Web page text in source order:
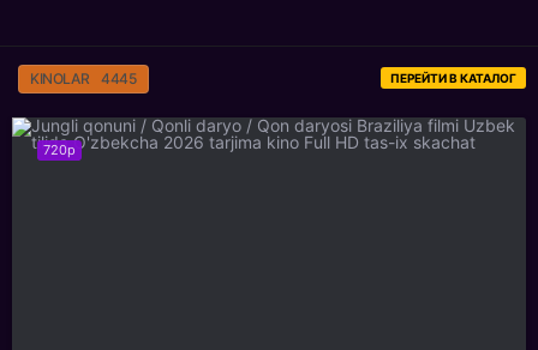
KINOLAR 4445 ПЕРЕЙТИ В КАТАЛОГ
720p